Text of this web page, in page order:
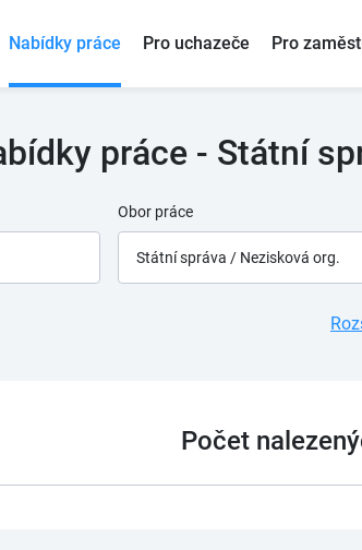
Nabídky práce Pro uchazeče Pro
práce - Státní
Obor práce
Státní správa / Nezisková org.
Počet